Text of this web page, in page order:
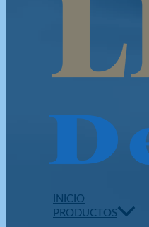
INICIO
PRODUCTOS